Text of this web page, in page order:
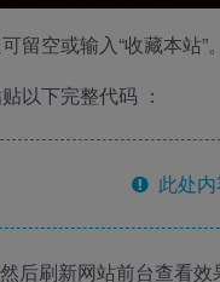
留空或输入“收藏本站”。
以下完整代码 ：
此处
后刷新网站前台查看效